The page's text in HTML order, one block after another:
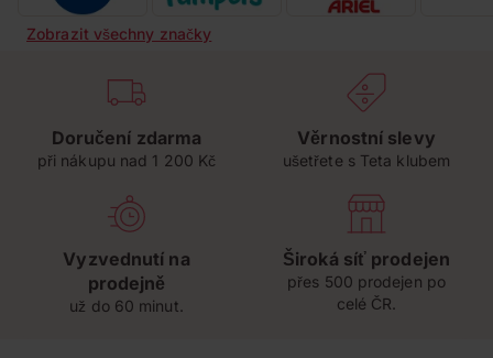
Zobrazit všechny značky
Doručení zdarma
při nákupu nad 1 200 Kč
Věrnostní slevy
ušetřete s Teta klubem
Vyzvednutí na
prodejně
už do 60 minut.
Široká síť prodejen
přes 500 prodejen po
celé ČR.